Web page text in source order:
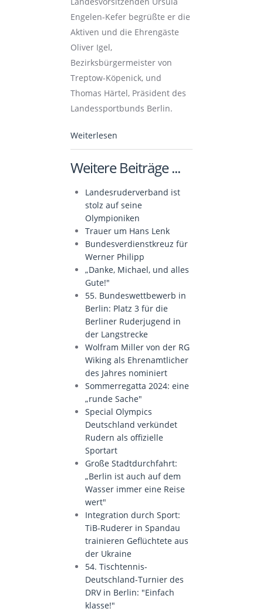
Engelen-Kefer begrüßte er die
Aktiven und die Ehrengäste
Oliver Igel,
Bezirksbürgermeister von
Treptow-Köpenick, und
Thomas Härtel, Präsident des
Landessportbunds Berlin.
Weiterlesen
Weitere Beiträge ...
Landesruderverband ist
stolz auf seine
Olympioniken
Trauer um Hans Lenk
Bundesverdienstkreuz für
Werner Philipp
„Danke, Michael, und alles
Gute!"
55. Bundeswettbewerb in
Berlin: Platz 3 für die
Berliner Ruderjugend in
der Langstrecke
Wolfram Miller von der RG
Wiking als Ehrenamtlicher
des Jahres nominiert
Sommerregatta 2024: eine
„runde Sache"
Special Olympics
Deutschland verkündet
Rudern als offizielle
Sportart
Große Stadtdurchfahrt:
„Berlin ist auch auf dem
Wasser immer eine Reise
wert"
Integration durch Sport:
TiB-Ruderer in Spandau
trainieren Geflüchtete aus
der Ukraine
54. Tischtennis-
Deutschland-Turnier des
DRV in Berlin: "Einfach
klasse!"